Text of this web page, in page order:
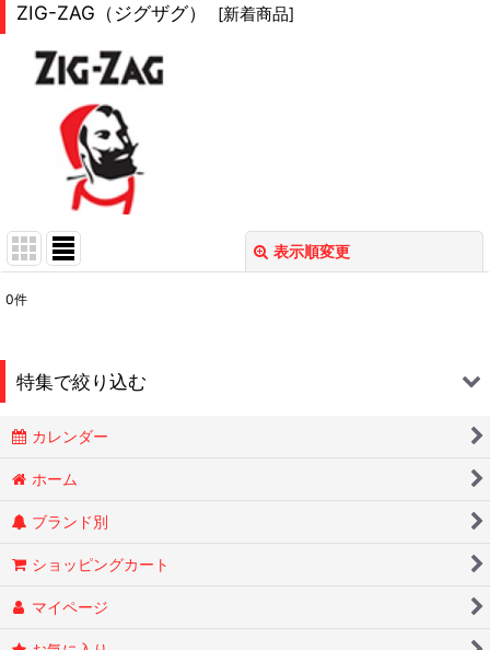
ZIG-ZAG（ジグザグ） [新着商品]
表示順変更
0件
特集で絞り込む
ESSENZE
カレンダー
ホーム
ブランド別
ショッピングカート
マイページ